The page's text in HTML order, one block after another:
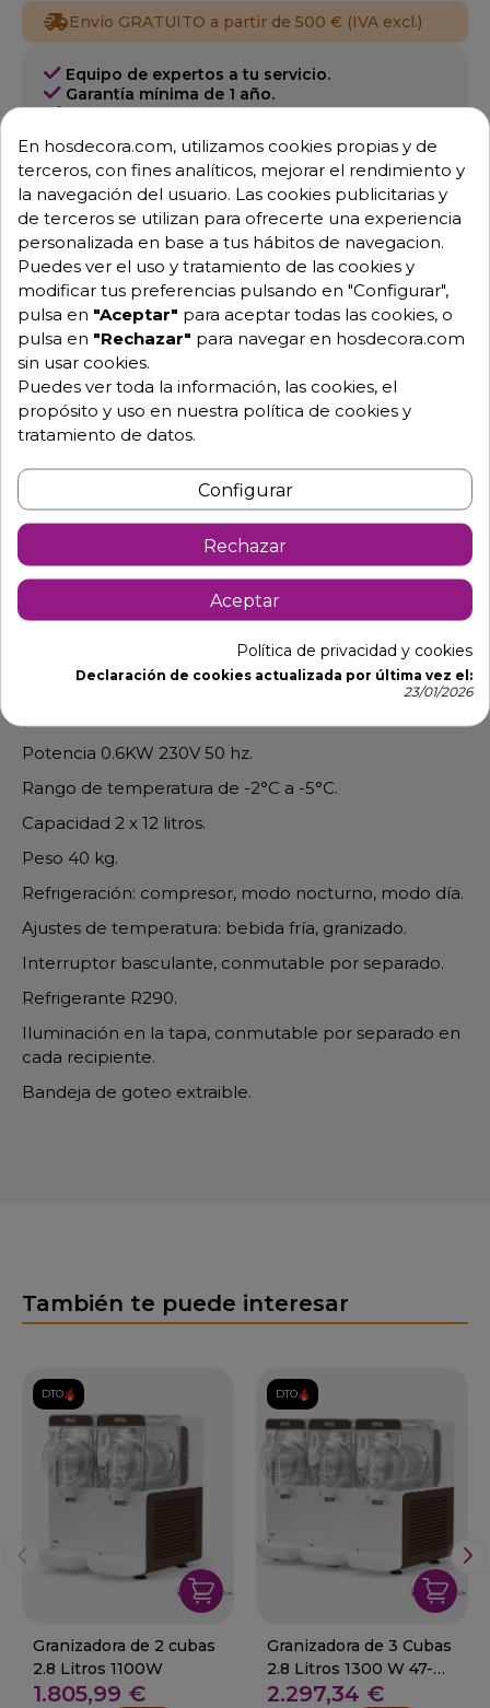
Envío GRATUITO a partir de 500 € (IVA excl.)
Equipo de expertos a tu servicio.
Garantía mínima de 1 año.
Pago 100% seguro.
976 25 59 91
info@hosdecora.com
Hablemos
Pide tu presupuesto
Detalles de producto
Granizadora de 2 cubas
Medidas an. 40 x prof. 52 x al. 81.5 cm.
Fabricado en acero inox y plastico, con cubas de
Potencia 0.6KW 230V 50 hz.
Rango de temperatura de -2°C a -5°C.
Capacidad 2 x 12 litros.
Peso 40 kg.
Refrigeración: compresor, modo nocturno, modo día.
Ajustes de temperatura: bebida fría, granizado.
Interruptor basculante, conmutable por separado.
Refrigerante R290.
Iluminación en la tapa, conmutable por separado en
cada recipiente.
Bandeja de goteo extraible.
También te puede interesar
DTO.
Granizadora de 2 cubas
2.8 Litros 1100W
1.805,99 €
DTO.
Granizadora de 3 Cubas
2.8 Litros 1300 W 47-
Bcube3
2.297,34 €
En hosdecora.com, utilizamos cookies propias y de
terceros, con fines analíticos, mejorar el rendimiento y
la navegación del usuario. Las cookies publicitarias y
de terceros se utilizan para ofrecerte una experiencia
personalizada en base a tus hábitos de navegacion.
Puedes ver el uso y tratamiento de las cookies y
modificar tus preferencias pulsando en "Configurar",
pulsa en "Aceptar" para aceptar todas las cookies, o
pulsa en "Rechazar" para navegar en hosdecora.com
sin usar cookies.
Puedes ver toda la información, las cookies, el
propósito y uso en nuestra política de cookies y
tratamiento de datos.
Configurar
Rechazar
Aceptar
Política de privacidad y cookies
Declaración de cookies actualizada por última vez el:
23/01/2026